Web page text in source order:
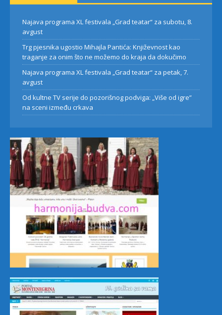
Najava programa XL festivala „Grad teatar“ za subotu, 8.
avgust
Trg pjesnika ugostio Mihajla Pantića: Književnost kao
traganje za onim što ne možemo do kraja da dokučimo
Najava programa XL festivala „Grad teatar“ za petak, 7.
avgust
Od kultne TV serije do pozorišnog podviga: „Više od igre”
na sceni između crkava